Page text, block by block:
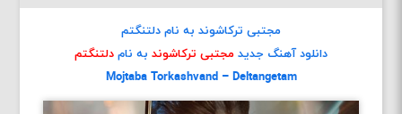
مجتبی ترکاشوند به نام دلتنگتم
دانلود آهنگ جدید مجتبی ترکاشوند به نام دلتنگتم
Mojtaba Torkashvand – Deltangetam